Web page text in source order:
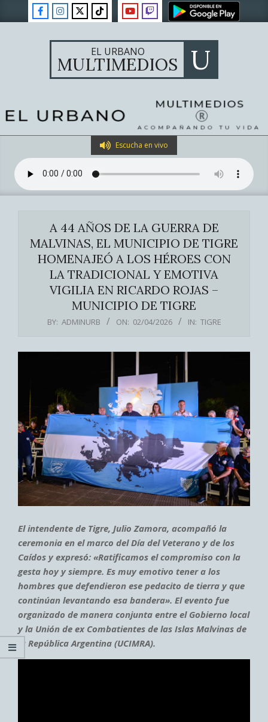
to
EL URBANO
MULTIMEDIOS U
Navigation
Menu
Escucha en vivo
A 44 AÑOS DE LA GUERRA DE
MALVINAS, EL MUNICIPIO DE TIGRE
HOMENAJEÓ A LOS HÉROES CON
LA TRADICIONAL Y EMOTIVA
VIGILIA EN RICARDO ROJAS –
MUNICIPIO DE TIGRE
BY: ADMINURB ON: 02/04/2026 IN: TIGRE
El intendente de Tigre, Julio Zamora, acompañó la
ceremonia en el marco del Día del Veterano y de los
Caídos y expresó: «Ratificamos el compromiso con la
gesta hoy y siempre. Es muy emotivo tener a los
hombres que defendieron ese pedacito de tierra y que
continúan levantando esa bandera». El evento fue
organizado de manera conjunta entre el Gobierno local
y la Unión de ex Combatientes de las Islas Malvinas de
la República Argentina (UCIMRA).